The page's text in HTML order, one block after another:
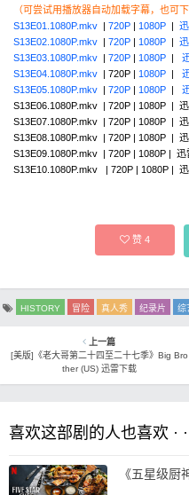
（可尝试用播放器自动加载字幕，也可
S13E01.1080P.mkv | 720P | 1080P |
S13E02.1080P.mkv | 720P | 1080P |
S13E03.1080P.mkv | 720P | 1080P |
S13E04.1080P.mkv | 720P | 1080P |
S13E05.1080P.mkv | 720P | 1080P |
S13E06.1080P.mkv | 720P | 1080P |
S13E07.1080P.mkv | 720P | 1080P |
S13E08.1080P.mkv | 720P | 1080P |
S13E09.1080P.mkv | 720P | 1080P | 迅
S13E10.1080P.mkv | 720P | 1080P |
赞4
HISTORY 冒险 真人秀 纪录片 综
上一篇
[美版]《老大哥第二十四至二十七季》Big Bro
ther (US) 迅雷下载
喜欢这部剧的人也喜欢 · ·
《五星级